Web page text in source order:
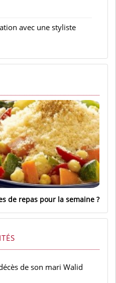
avec une styliste
de repas pour la semaine
de son mari Walid